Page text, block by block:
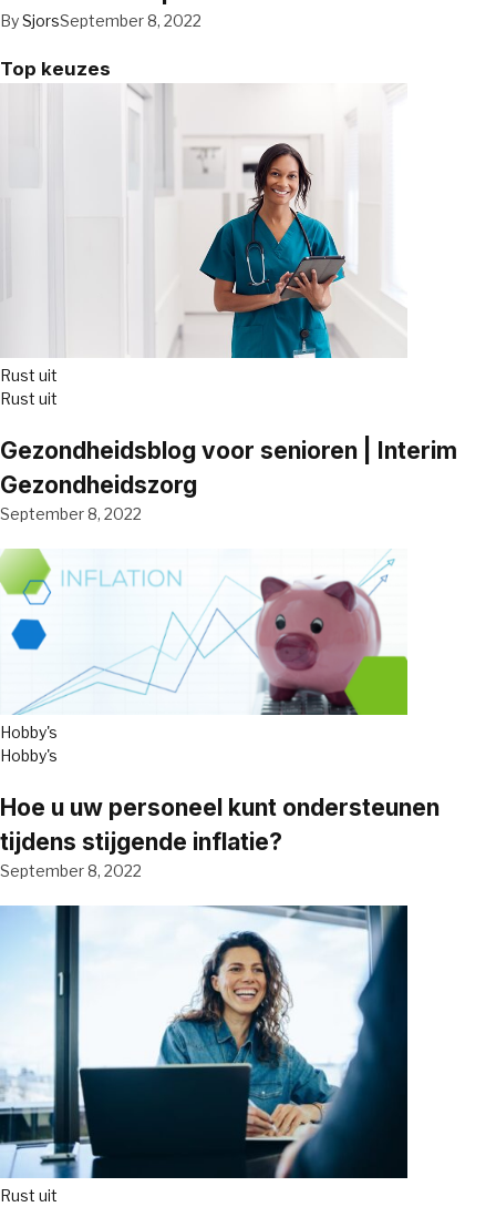
BySjorsSeptember 8, 2022
Top keuzes
Rust uit
Rust uit
Gezondheidsblog voor senioren | Interim
Gezondheidszorg
September 8, 2022
Hobby's
Hobby's
Hoe u uw personeel kunt ondersteunen
tijdens stijgende inflatie?
September 8, 2022
Rust uit